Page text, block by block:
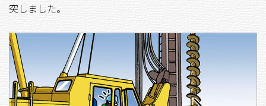
突しました。